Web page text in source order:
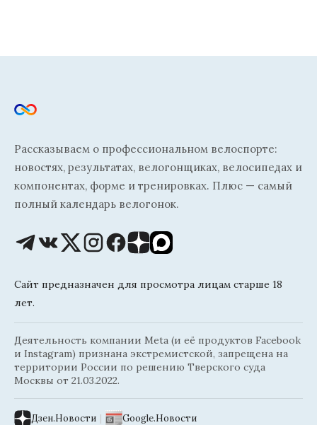
Рассказываем о профессиональном велоспорте:
новостях, результатах, велогонщиках, велосипедах и
компонентах, форме и тренировках. Плюс — самый
полный календарь велогонок.
Сайт предназначен для просмотра лицам старше 18
лет.
Деятельность компании Meta (и её продуктов Facebook
и Instagram) признана экстремистской, запрещена на
территории России по решению Тверского суда
Москвы от 21.03.2022.
Дзен.Новости | Google.Новости